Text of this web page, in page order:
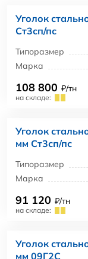
Уголок
Ст3сп/пс
Типоразмер
Марка
108 800 ₽/тн
на складе:
Уголок
мм Ст3сп/пс
Типоразмер
Марка
91 120 ₽/тн
на складе:
Уголок
мм 09Г2С